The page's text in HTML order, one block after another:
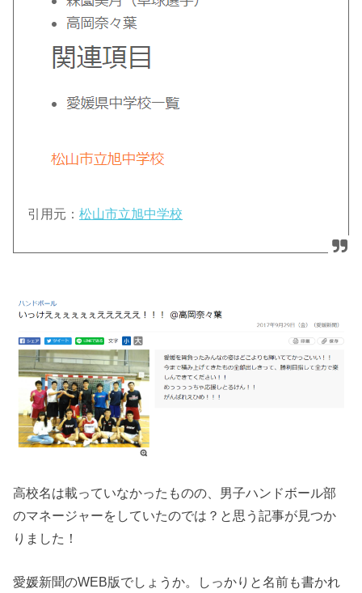
引用元：松山市立旭中学校
高校名は載っていなかったものの、男子ハンドボール部
のマネージャーをしていたのでは？と思う記事が見つか
りました！
愛媛新聞のWEB版でしょうか。しっかりと名前も書かれ